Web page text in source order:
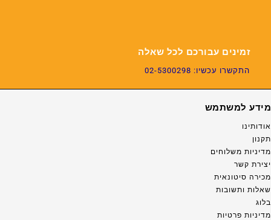
זמינים עבורכם לכל שאלה
התקשרו עכשיו: 02-5300298
מידע למשתמש
אודותינו
תקנון
מדיניות משלוחים
יצירת קשר
מכירה סיטונאית
שאלות ותשובות
בלוג
מדיניות פרטיות